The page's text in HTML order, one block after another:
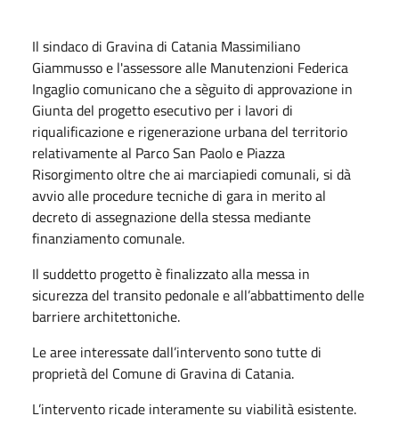
Il sindaco di Gravina di Catania Massimiliano
Giammusso e l'assessore alle Manutenzioni Federica
Ingaglio comunicano che a sèguito di approvazione in
Giunta del progetto esecutivo per i lavori di
riqualificazione e rigenerazione urbana del territorio
relativamente al Parco San Paolo e Piazza
Risorgimento oltre che ai marciapiedi comunali, si dà
avvio alle procedure tecniche di gara in merito al
decreto di assegnazione della stessa mediante
finanziamento comunale.
Il suddetto progetto è finalizzato alla messa in
sicurezza del transito pedonale e all’abbattimento delle
barriere architettoniche.
Le aree interessate dall’intervento sono tutte di
proprietà del Comune di Gravina di Catania.
L’intervento ricade interamente su viabilità esistente.